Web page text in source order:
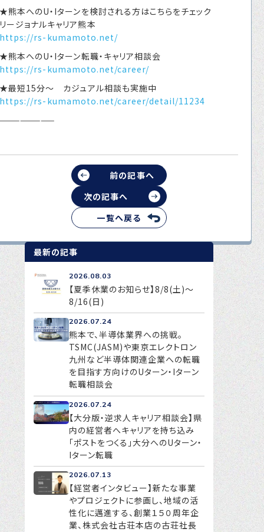
熊本へのU・Iターンを検討される方はこちらをチェック
ージョナルキャリア熊本
rs-kumamoto.net/
熊本へのU・Iターン転職・キャリア相談会
rs-kumamoto.net/career/
最短15分～ カジュアル相談も実施中
rs-kumamoto.net/career/detail/11234
前の記事へ
一覧へ戻る
次の記事へ
最新の記事
2026.08.03
【夏季休業のお知らせ】8/8(土)～
8/16(日)
2026.07.24
熊本で、半導体業界への挑戦。
TSMC(JASM)や東京エレクトロン
九州など半導体関連企業への転職
を目指す方向けのUターン・Iターン
転職相談会
2026.07.24
【大分版・逆求人キャリア相談会】県
内の経営者へキャリアを持ち込み
「ポストをつくる」大分へのUターン・
Iターン転職
2026.07.13
【経営者インタビュー】新たな事業
やプロジェクトに参画し、地域の活
性化に邁進する、創業１５０周年企
業、株式会社古荘本店の古荘社長